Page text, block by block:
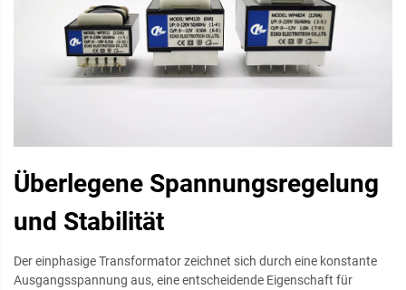
Überlegene Spannungsregelung
und Stabilität
Der einphasige Transformator zeichnet sich durch eine konstante
Ausgangsspannung aus, eine entscheidende Eigenschaft für